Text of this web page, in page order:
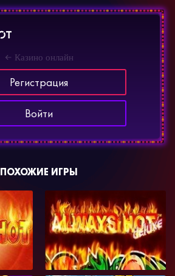
Казино онлайн
Регистрация
Войти
ПОХОЖИЕ ИГРЫ